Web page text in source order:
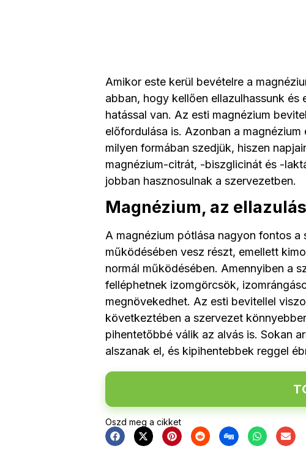
Amikor este kerül bevételre a
abban, hogy kellően ellazulhassunk és
hatással van. Az esti magnézium
előfordulása is. Azonban a
milyen formában szedjük, hiszen
magnézium-citrát, -biszglicinát és -
jobban hasznosulnak a szervezetben.
Magnézium, az
A magnézium pótlása nagyon fontos
működésében vesz részt, emellett
normál működésében. Amennyiben a
felléphetnek izomgörcsök,
megnövekedhet. Az esti bevitellel
következtében a szervezet
pihentetőbbé válik az alvás is. Sokan
alszanak el, és kipihentebbek reggel
Oszd meg a cikket